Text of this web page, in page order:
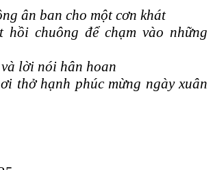
ân ban cho một cơn khát
hồi chuông để chạm vào những
lời nói hân hoan
thở hạnh phúc mừng ngày xuân